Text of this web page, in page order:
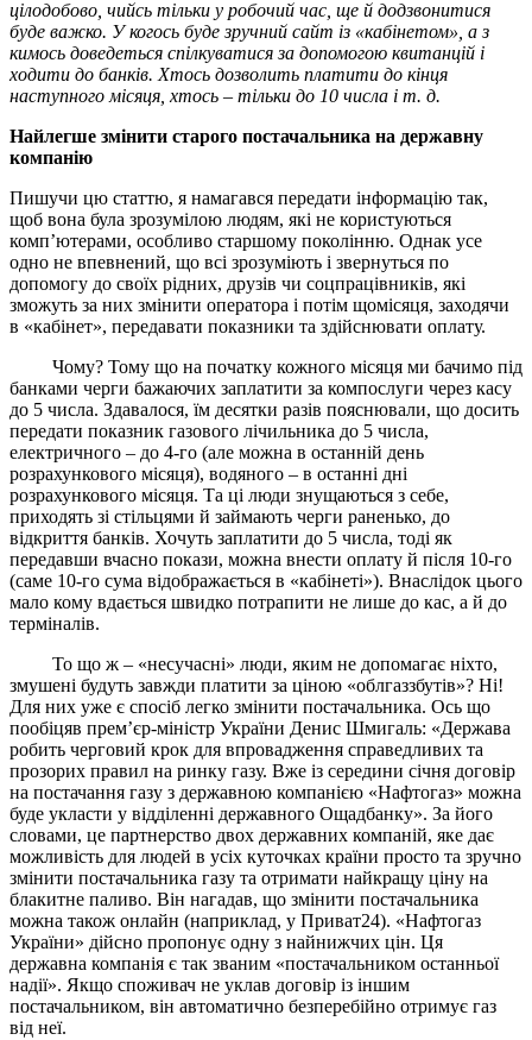
цілодобово, чийсь тільки у робочий час, ще й додзвонитися
буде важко. У когось буде зручний сайт із «кабінетом», а з
кимось доведеться спілкуватися за допомогою квитанцій і
ходити до банків. Хтось дозволить платити до кінця
наступного місяця, хтось – тільки до 10 числа і т. д.
Найлегше змінити старого постачальника на державну
компанію
Пишучи цю статтю, я намагався передати інформацію так,
щоб вона була зрозумілою людям, які не користуються
комп’ютерами, особливо старшому поколінню. Однак усе
одно не впевнений, що всі зрозуміють і звернуться по
допомогу до своїх рідних, друзів чи соцпрацівників, які
зможуть за них змінити оператора і потім щомісяця, заходячи
в «кабінет», передавати показники та здійснювати оплату.
Чому? Тому що на початку кожного місяця ми бачимо під
банками черги бажаючих заплатити за компослуги через касу
до 5 числа. Здавалося, їм десятки разів пояснювали, що досить
передати показник газового лічильника до 5 числа,
електричного – до 4-го (але можна в останній день
розрахункового місяця), водяного – в останні дні
розрахункового місяця. Та ці люди знущаються з себе,
приходять зі стільцями й займають черги раненько, до
відкриття банків. Хочуть заплатити до 5 числа, тоді як
передавши вчасно покази, можна внести оплату й після 10-го
(саме 10-го сума відображається в «кабінеті»). Внаслідок цього
мало кому вдається швидко потрапити не лише до кас, а й до
терміналів.
То що ж – «несучасні» люди, яким не допомагає ніхто,
змушені будуть завжди платити за ціною «облгаззбутів»? Ні!
Для них уже є спосіб легко змінити постачальника. Ось що
пообіцяв прем’єр-міністр України Денис Шмигаль: «Держава
робить черговий крок для впровадження справедливих та
прозорих правил на ринку газу. Вже із середини січня договір
на постачання газу з державною компанією «Нафтогаз» можна
буде укласти у відділенні державного Ощадбанку». За його
словами, це партнерство двох державних компаній, яке дає
можливість для людей в усіх куточках країни просто та зручно
змінити постачальника газу та отримати найкращу ціну на
блакитне паливо. Він нагадав, що змінити постачальника
можна також онлайн (наприклад, у Приват24). «Нафтогаз
України» дійсно пропонує одну з найнижчих цін. Ця
державна компанія є так званим «постачальником останньої
надії». Якщо споживач не уклав договір із іншим
постачальником, він автоматично безперебійно отримує газ
від неї.